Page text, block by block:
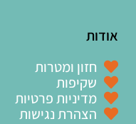
אודות
חזון ומטרות
שקיפות
מדיניות פרטיות
הצהרת נגישות